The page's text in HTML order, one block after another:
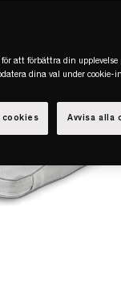
för att förbättra din
dina val under
Avvisa alla
cookies